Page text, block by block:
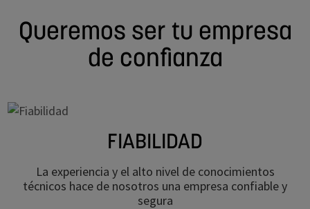
Queremos ser tu empresa
de confianza
FIABILIDAD
La experiencia y el alto nivel de conocimientos
técnicos hace de nosotros una empresa confiable y
segura